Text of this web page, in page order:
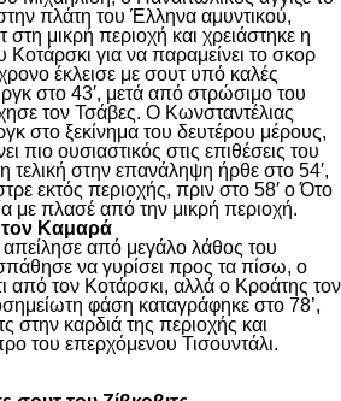
πλάτη του Έλληνα αμυντικού,
μικρή περιοχή και χρειάστηκε η
για να παραμείνει το σκορ
έκλεισε με σουτ υπό καλές
στο 43′, μετά από στρώσιμο του
τον Τσάβες. Ο Κωνσταντέλιας
στο ξεκίνημα του δευτέρου μέρους,
πιο ουσιαστικός στις επιθέσεις του
στην επανάληψη ήρθε στο 54′,
εκτός περιοχής, πριν στο 58′ ο Ότο
με πλασέ από την μικρή περιοχή.
Καμαρά
απείλησε από μεγάλο λάθος του
να γυρίσει προς τα πίσω, ο
από τον Κοτάρσκι, αλλά ο Κροάτης τον
φάση καταγράφηκε στο 78’,
στην καρδιά της περιοχής και
του επερχόμενου Τισουντάλι.